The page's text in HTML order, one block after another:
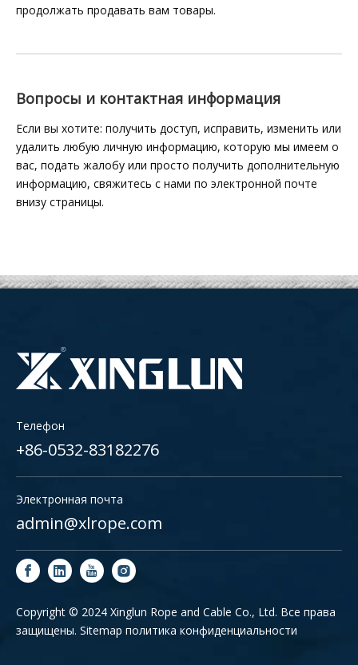
продолжать продавать вам товары.
Вопросы и контактная информация
Если вы хотите: получить доступ, исправить, изменить или
удалить любую личную информацию, которую мы имеем о
вас, подать жалобу или просто получить дополнительную
информацию, свяжитесь с нами по электронной почте
внизу страницы.
Телефон
+86-0532-83182276
Электронная почта
admin@xlrope.com
Copyright © 2024 Xinglun Rope and Cable Co., Ltd. Все права
защищены. Sitemap политика конфиденциальности